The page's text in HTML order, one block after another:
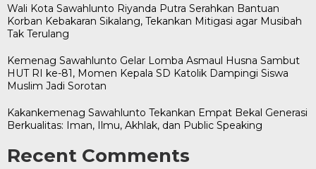
Wali Kota Sawahlunto Riyanda Putra Serahkan Bantuan
Korban Kebakaran Sikalang, Tekankan Mitigasi agar Musibah
Tak Terulang
Kemenag Sawahlunto Gelar Lomba Asmaul Husna Sambut
HUT RI ke-81, Momen Kepala SD Katolik Dampingi Siswa
Muslim Jadi Sorotan
Kakankemenag Sawahlunto Tekankan Empat Bekal Generasi
Berkualitas: Iman, Ilmu, Akhlak, dan Public Speaking
Recent Comments